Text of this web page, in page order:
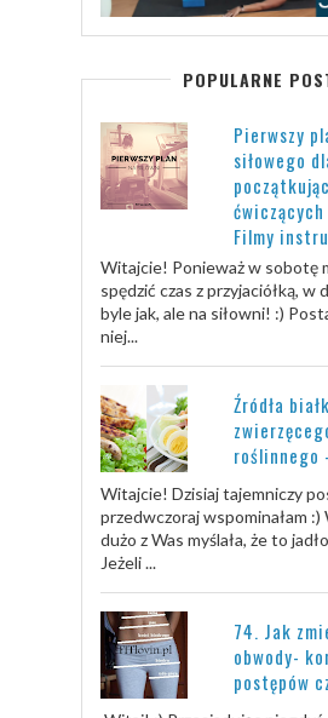
POPULARNE
Pierwszy
siłowego
Filmy
Witajcie! Ponieważ w sobotę
spędzić czas z przyjaciółką, w
byle jak, ale na siłowni! :)
niej...
Źródła
roślinnego
Witajcie! Dzisiaj tajemniczy
przedwczoraj wspominałam :)
dużo z Was myślała, że to
Jeżeli ...
74. Jak
obwody-
postępów